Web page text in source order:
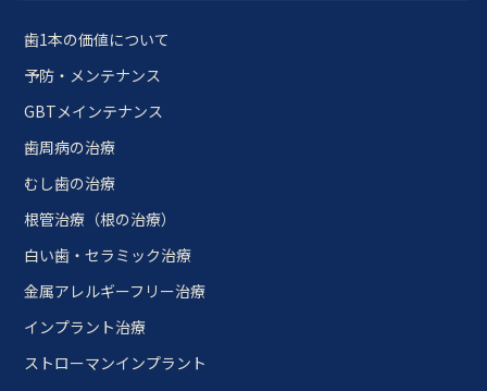
歯1本の価値について
予防・メンテナンス
GBTメインテナンス
歯周病の治療
むし歯の治療
根管治療（根の治療）
白い歯・セラミック治療
金属アレルギーフリー治療
インプラント治療
ストローマンインプラント